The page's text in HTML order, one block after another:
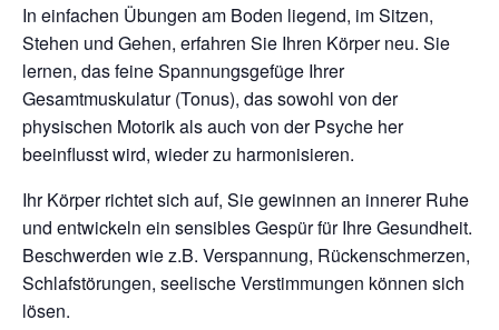
In einfachen Übungen am Boden liegend, im Sitzen,
Stehen und Gehen, erfahren Sie Ihren Körper neu. Sie
lernen, das feine Spannungsgefüge Ihrer
Gesamtmuskulatur (Tonus), das sowohl von der
physischen Motorik als auch von der Psyche her
beeinflusst wird, wieder zu harmonisieren.
Ihr Körper richtet sich auf, Sie gewinnen an innerer Ruhe
und entwickeln ein sensibles Gespür für Ihre Gesundheit.
Beschwerden wie z.B. Verspannung, Rückenschmerzen,
Schlafstörungen, seelische Verstimmungen können sich
lösen.